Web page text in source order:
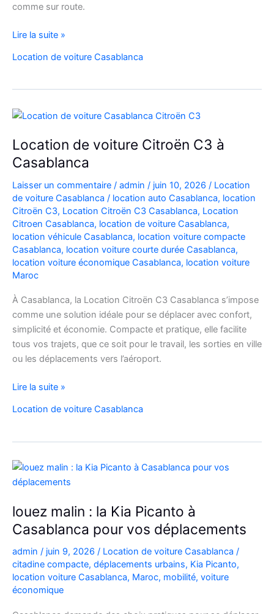
comme sur route.
Location
208
Diesel
à
Casablanca
:
Louer
Facilement
Lire la suite »
Location de voiture Casablanca
Location de voiture Citroën C3 à
Casablanca
Laisser un commentaire / admin / juin 10, 2026 / Location
de voiture Casablanca / location auto Casablanca, location
Citroën C3, Location Citroën C3 Casablanca, Location
Citroen Casablanca, location de voiture Casablanca,
location véhicule Casablanca, location voiture compacte
Casablanca, location voiture courte durée Casablanca,
location voiture économique Casablanca, location voiture
Maroc
À Casablanca, la Location Citroën C3 Casablanca s’impose
comme une solution idéale pour se déplacer avec confort,
simplicité et économie. Compacte et pratique, elle facilite
tous vos trajets, que ce soit pour le travail, les sorties en ville
ou les déplacements vers l’aéroport.
Location
voiture
C3
à
Casablanca
Lire la suite »
Location de voiture Casablanca
louez malin : la Kia Picanto à
Casablanca pour vos déplacements
admin / juin 9, 2026 / Location de voiture Casablanca /
citadine compacte, déplacements urbains, Kia Picanto,
location voiture Casablanca, Maroc, mobilité, voiture
économique